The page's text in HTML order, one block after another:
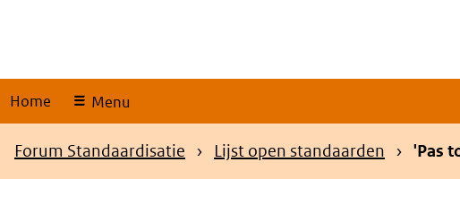
Home Menu
Kruimelpad
Forum Standaardisatie Lijst open standaarden 'Pas